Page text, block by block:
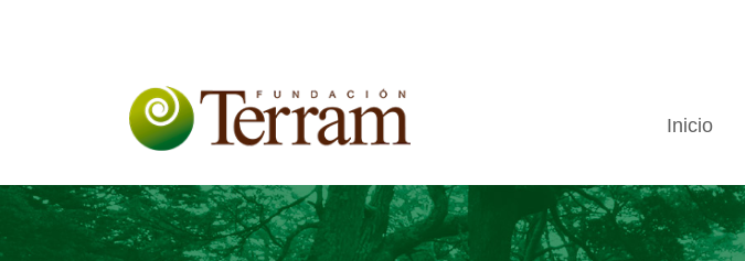
Inicio